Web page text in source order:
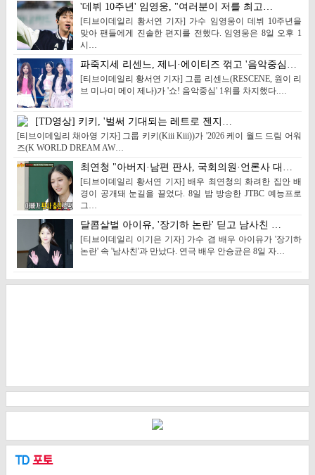
'데뷔 10주년' 임영웅, "여러분이 저를 최고…
[티브이데일리 황서연 기자] 가수 임영웅이 데뷔 10주년을
맞아 팬들에게 진솔한 편지를 전했다. 임영웅은 8일 오후 1
시…
파죽지세 리센느, 제니·에이티즈 꺾고 '음악중심…
[티브이데일리 황서연 기자] 그룹 리센느(RESCENE, 원이 리
브 미나미 메이 제나)가 '쇼! 음악중심' 1위를 차지했다.…
[TD영상] 키키, '벌써 기대되는 레트로 젠지…
[티브이데일리 채아영 기자] 그룹 키키(Kiii Kiii))가 '2026 케이 월드 드림 어워
즈(K WORLD DREAM AW…
최연청 "아버지·남편 판사, 국회의원·언론사 대…
[티브이데일리 황서연 기자] 배우 최연청의 화려한 집안 배
경이 공개돼 눈길을 끌었다. 8일 밤 방송한 JTBC 예능프로
그…
달콤살벌 아이유, '장기하 논란' 딛고 남사친 …
[티브이데일리 이기은 기자] 가수 겸 배우 아이유가 '장기하
논란' 속 '남사친'과 만났다. 연극 배우 안승균은 8일 자…